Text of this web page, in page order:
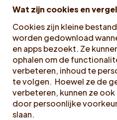
Wat zijn cookies en
Cookies zijn kleine
worden gedownload
en apps bezoekt. Ze
ophalen om de
verbeteren, inhoud te
te volgen. Hoewel ze de
verbeteren, kunnen ze
door persoonlijke
slaan.